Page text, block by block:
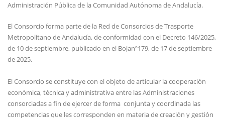
Administración Pública de la Comunidad Autónoma de Andalucía.
El Consorcio forma parte de la Red de Consorcios de Trasporte
Metropolitano de Andalucía, de conformidad con el Decreto 146/2025,
de 10 de septiembre, publicado en el Bojanº179, de 17 de septiembre
de 2025.
El Consorcio se constituye con el objeto de articular la cooperación
económica, técnica y administrativa entre las Administraciones
consorciadas a fin de ejercer de forma conjunta y coordinada las
competencias que les corresponden en materia de creación y gestión